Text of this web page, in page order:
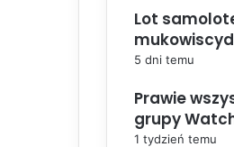
Lot
5 dni temu
Prawie
grupy
1 tydzień temu